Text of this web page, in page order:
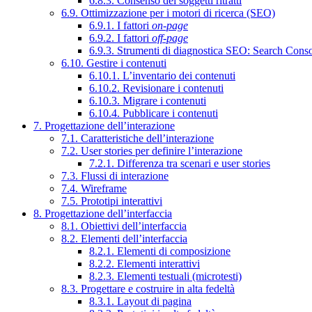
6.9. Ottimizzazione per i motori di ricerca (SEO)
6.9.1. I fattori on-page
6.9.2. I fattori off-page
6.9.3. Strumenti di diagnostica SEO: Search
6.10. Gestire i contenuti
6.10.1. L’inventario dei contenuti
6.10.2. Revisionare i contenuti
6.10.3. Migrare i contenuti
6.10.4. Pubblicare i contenuti
7. Progettazione dell’interazione
7.1. Caratteristiche dell’interazione
7.2. User stories per definire l’interazione
7.2.1. Differenza tra scenari e user stories
7.3. Flussi di interazione
7.4. Wireframe
7.5. Prototipi interattivi
8. Progettazione dell’interfaccia
8.1. Obiettivi dell’interfaccia
8.2. Elementi dell’interfaccia
8.2.1. Elementi di composizione
8.2.2. Elementi interattivi
8.2.3. Elementi testuali (microtesti)
8.3. Progettare e costruire in alta fedeltà
8.3.1. Layout di pagina